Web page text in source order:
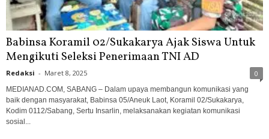
Babinsa Koramil 02/Sukakarya Ajak Siswa Untuk
Mengikuti Seleksi Penerimaan TNI AD
Redaksi - Maret 8, 2025 0
MEDIANAD.COM, SABANG – Dalam upaya membangun komunikasi yang
baik dengan masyarakat, Babinsa 05/Aneuk Laot, Koramil 02/Sukakarya,
Kodim 0112/Sabang, Sertu Insarlin, melaksanakan kegiatan komunikasi
sosial...